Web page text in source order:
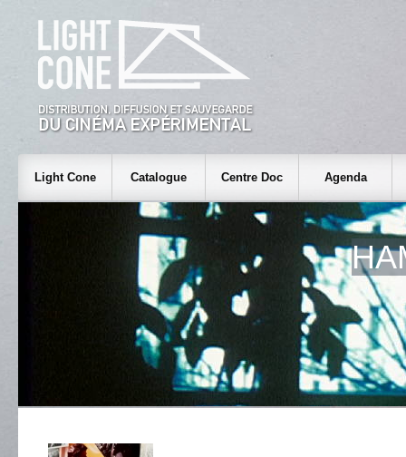
Light Cone Catalogue Centre Doc Agenda